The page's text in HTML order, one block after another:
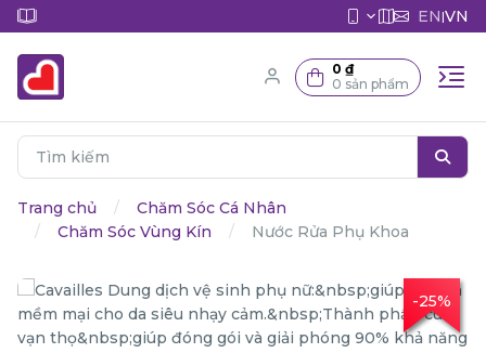
EN|VN
0 ₫
0 sản phẩm
Trang chủ
Chăm Sóc Cá Nhân
Chăm Sóc Vùng Kín
Nước Rửa Phụ Khoa
-25%